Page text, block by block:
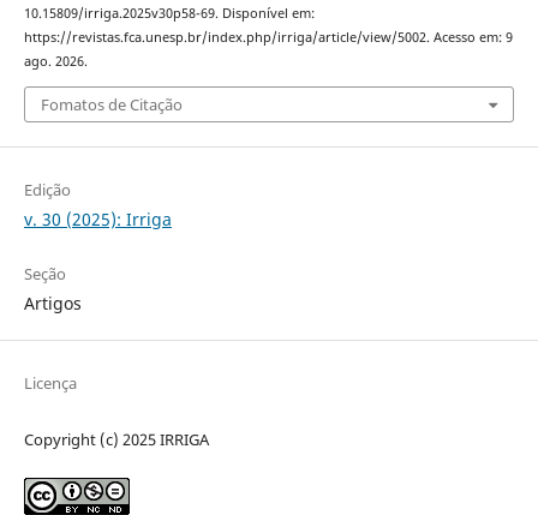
10.15809/irriga.2025v30p58-69. Disponível em:
https://revistas.fca.unesp.br/index.php/irriga/article/view/5002. Acesso em: 9
ago. 2026.
Fomatos de Citação
Edição
v. 30 (2025): Irriga
Seção
Artigos
Licença
Copyright (c) 2025 IRRIGA